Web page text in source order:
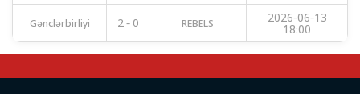
Gənclərbirliyi 2 - 0 REBELS 2026-06-13
18:00